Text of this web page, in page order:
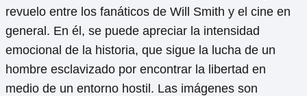
revuelo entre los fanáticos de Will Smith y el cine en
general. En él, se puede apreciar la intensidad
emocional de la historia, que sigue la lucha de un
hombre esclavizado por encontrar la libertad en
medio de un entorno hostil. Las imágenes son